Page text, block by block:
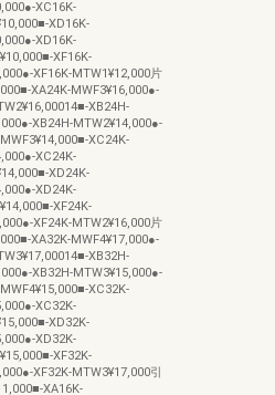
XC16K-
XD16K-
XD16K-
XF16K-
XF16K-MTW1¥12,000片
XA24K-MWF3¥16,000●-
XB24H-
XB24H-MTW2¥14,000●-
XC24K-
XC24K-
XD24K-
XD24K-
XF24K-
XF24K-MTW2¥16,000片
XA32K-MWF4¥17,000●-
XB32H-
XB32H-MTW3¥15,000●-
XC32K-
XC32K-
XD32K-
XD32K-
XF32K-
XF32K-MTW3¥17,000引
XA16K-